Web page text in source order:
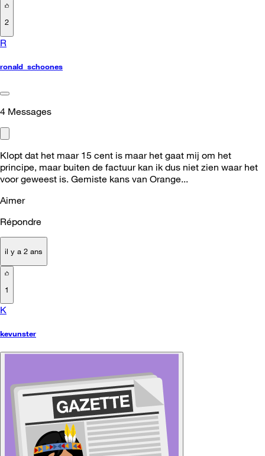
2
R
ronald_schoones
4 Messages
Klopt dat het maar 15 cent is maar het gaat mij om het
principe, maar buiten de factuur kan ik dus niet zien waar het
voor geweest is. Gemiste kans van Orange...
Aimer
Répondre
il y a 2 ans
1
K
kevunster